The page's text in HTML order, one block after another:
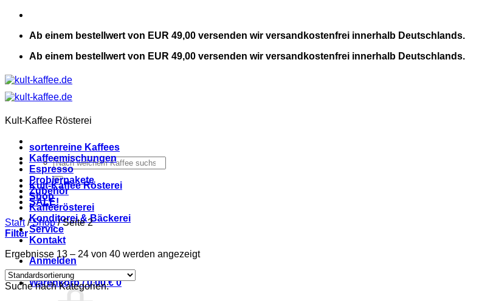
Zum
springenAb einem bestellwert von EUR 49,00 versenden wir versandkostenfrei innerhalb Deutschlands.
Ab einem bestellwert von EUR 49,00 versenden wir versandkostenfrei innerhalb Deutschlands.
Kult-Kaffee Rösterei
Suchen
nach:
Kult-Kaffee Rösterei
Shop
Kaffeerösterei
Konditorei & Bäckerei
Service
Kontakt
Anmelden
Warenkorb /0,00€ 0
sortenreine Kaffees
Kaffeemischungen
Espresso
Probierpakete
Zubehör
SALE!
Start / Shop /Seite 2
Filter
Ergebnisse 13 – 24 von 40 werden angezeigt
Suche nach Kategorien: